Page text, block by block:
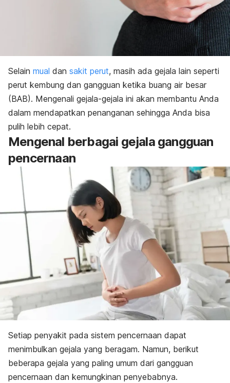
Selain mual dan sakit perut, masih ada gejala lain seperti
perut kembung dan gangguan ketika buang air besar
(BAB). Mengenali gejala-gejala ini akan membantu Anda
dalam mendapatkan penanganan sehingga Anda bisa
pulih lebih cepat.
Mengenal berbagai gejala gangguan
pencernaan
Setiap penyakit pada sistem pencernaan dapat
menimbulkan gejala yang beragam. Namun, berikut
beberapa gejala yang paling umum dari gangguan
pencernaan dan kemungkinan penyebabnya.